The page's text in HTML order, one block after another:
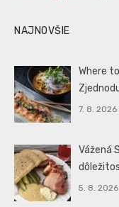
NAJNOVŠIE
Where
7. 8. 2026
Vážená
5. 8. 2026